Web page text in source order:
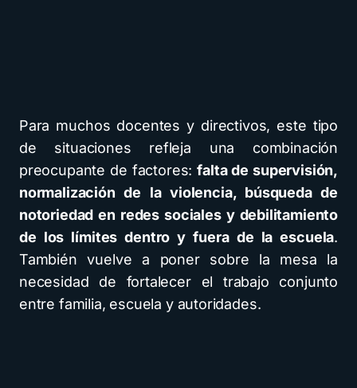
Para muchos docentes y directivos, este tipo
de situaciones refleja una combinación
preocupante de factores:falta de supervisión,
normalización de la violencia, búsqueda de
notoriedad en redes sociales y debilitamiento
de los límites dentro y fuera de la escuela.
También vuelve a poner sobre la mesa la
necesidad de fortalecer el trabajo conjunto
entre familia, escuela y autoridades.